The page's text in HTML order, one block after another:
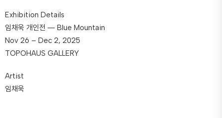
Exhibition Details
임채욱 개인전 ― Blue Mountain
Nov 26 – Dec 2, 2025
TOPOHAUS GALLERY
Artist
임채욱